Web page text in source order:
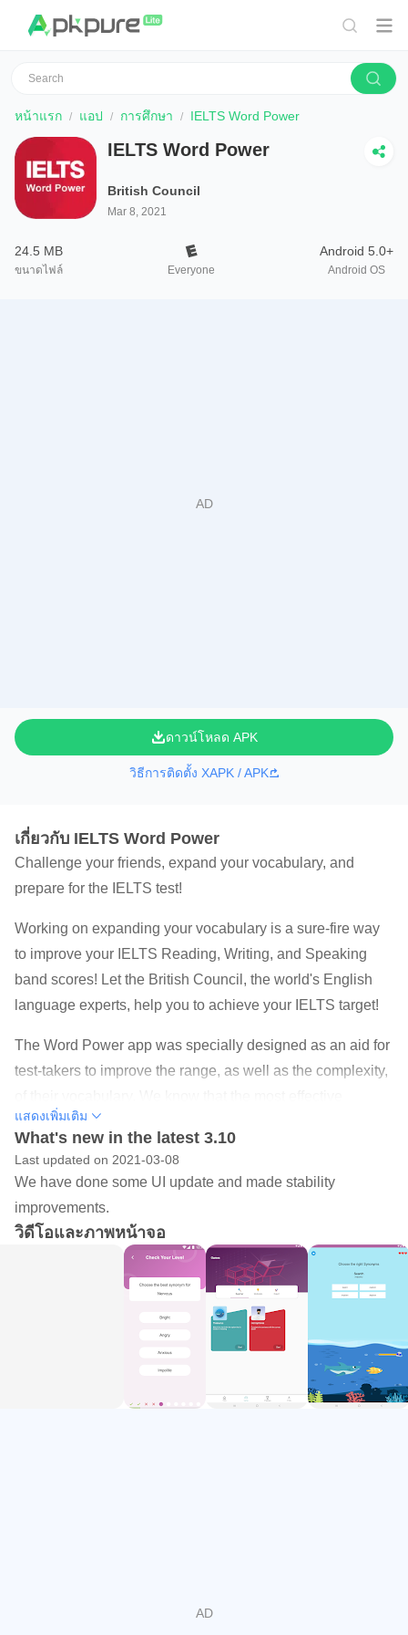
หน้าแรก แอป การศึกษา IELTS Word Power
IELTS Word Power
British Council
Mar 8, 2021
24.5 MB
ขนาดไฟล์ Everyone
Android 5.0+
Android OS
ดาวน์โหลด APK
วิธีการติดตั้ง XAPK / APK
เกี่ยวกับ IELTS Word Power
Challenge your friends, expand your vocabulary, and
prepare for the IELTS test!
Working on expanding your vocabulary is a sure-fire way
to improve your IELTS Reading, Writing, and Speaking
band scores! Let the British Council, the world's English
language experts, help you to achieve your IELTS target!
The Word Power app was specially designed as an aid for
test-takers to improve the range, as well as the complexity,
learning takes place when you are enjoying yourself, so
we have developed a series of interesting and exciting
vocabulary-building games that will ensure that you learn
and have fun at the same time! You can even challenge
your friends and see who has the best vocabulary!
Our quiz will direct you to the most suitable level for you
and, from there, your journey to the land of synonyms and
homophones begins! Download the app today and start
expanding your vocabulary!
แสดงเพิ่มเติม
What's new in the latest 3.10
Last updated on 2021-03-08
We have done some UI update and made stability
improvements.
วิดีโอและภาพหน้าจอ